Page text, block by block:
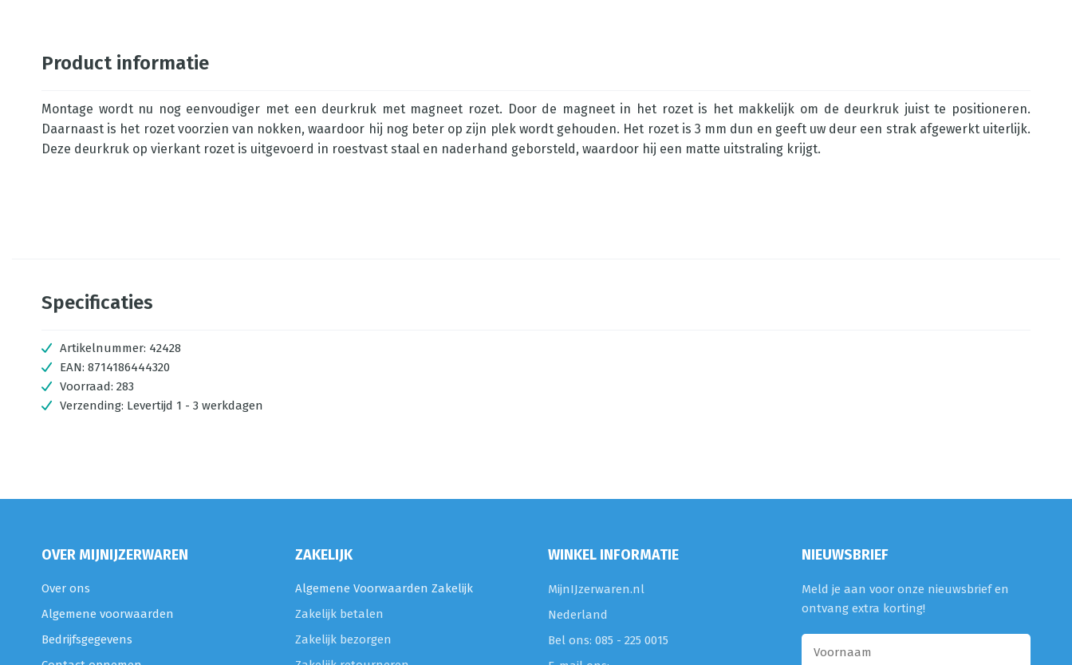
Product informatie
Montage wordt nu nog eenvoudiger met een deurkruk met magneet rozet. Door de magneet in het rozet is het makkelijk om de deurkruk juist te positioneren.
Daarnaast is het rozet voorzien van nokken, waardoor hij nog beter op zijn plek wordt gehouden. Het rozet is 3 mm dun en geeft uw deur een strak afgewerkt uiterlijk.
Deze deurkruk op vierkant rozet is uitgevoerd in roestvast staal en naderhand geborsteld, waardoor hij een matte uitstraling krijgt.
Specificaties
Artikelnummer: 42428
EAN: 8714186444320
Voorraad: 283
Verzending: Levertijd 1 - 3 werkdagen
OVER MIJNIJZERWAREN
Over ons
Algemene voorwaarden
Bedrijfsgegevens
ZAKELIJK
Algemene Voorwaarden Zakelijk
Zakelijk betalen
Zakelijk bezorgen
WINKEL INFORMATIE
MijnIJzerwaren.nl
Nederland
Bel ons: 085 - 225 0015
NIEUWSBRIEF
Meld je aan voor onze nieuwsbrief en
ontvang extra korting!